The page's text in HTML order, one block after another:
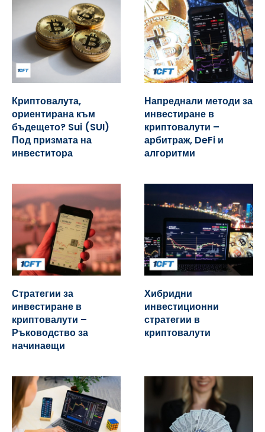
Криптовалута,
ориентирана към
бъдещето? Sui (SUI)
Под призмата на
инвеститора
Напреднали методи за
инвестиране в
криптовалути –
арбитраж, DeFi и
алгоритми
Стратегии за
инвестиране в
криптовалути –
Ръководство за
начинаещи
Хибридни
инвестиционни
стратегии в
криптовалути